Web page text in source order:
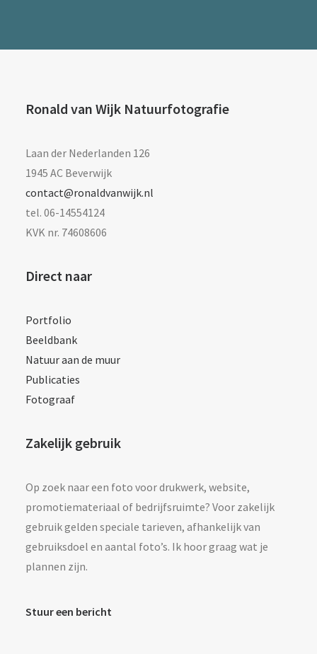
Ronald van Wijk Natuurfotografie
Laan der Nederlanden 126
1945 AC Beverwijk
contact@ronaldvanwijk.nl
tel. 06-14554124
KVK nr. 74608606
Direct naar
Portfolio
Beeldbank
Natuur aan de muur
Publicaties
Fotograaf
Zakelijk gebruik
Op zoek naar een foto voor drukwerk, website,
promotiemateriaal of bedrijfsruimte? Voor zakelijk
gebruik gelden speciale tarieven, afhankelijk van
gebruiksdoel en aantal foto’s. Ik hoor graag wat je
plannen zijn.
Stuur een bericht